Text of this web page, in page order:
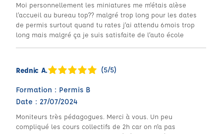
Moi personnellement les miniatures me m’étais alèse
l’accueil au bureau top?? malgré trop long pour les dates
de permis surtout quand tu rates j’ai attendu 6mois trop
long mais malgré ça je suis satisfaite de l’auto école
Rednic A. (5/5)
Formation : Permis B
Date : 27/07/2024
Moniteurs très pédagogues. Merci à vous. Un peu
compliqué les cours collectifs de 2h car on n'a pas